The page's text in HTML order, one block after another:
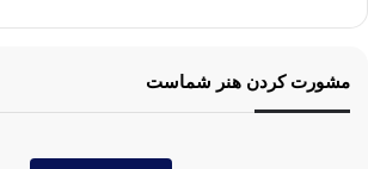
مشورت کردن هنر شماست